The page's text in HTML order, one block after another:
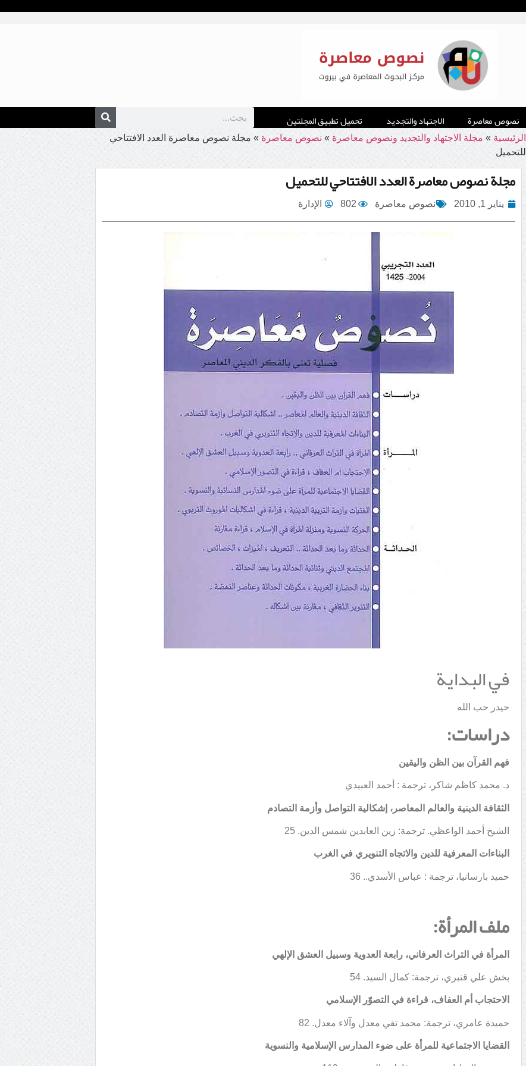
نصوص معاصرة الاجتهاد والتجديد تحميل تطبيق المجلتين
الرئيسية » مجلة الاجتهاد والتجديد ونصوص معاصرة »نصوص معاصرة » مجلة نصوص معاصرة العدد الافتتاحي
للتحميل
مجلة نصوص معاصرة العدد الافتتاحي للتحميل
يناير 1, 2010 نصوص معاصرة 802 الإدارة
في البداية
حيدر حب الله
دراسات:
فهم القرآن بين الظن واليقين
د. محمد كاظم شاكر، ترجمة : أحمد العبيدي
الثقافة الدينية والعالم المعاصر، إشكالية التواصل وأزمة التصادم
الشيخ أحمد الواعظي. ترجمة: زين العابدين شمس الدين. 25
البناءات المعرفية للدين والاتجاه التنويري في الغرب
حميد بارسانيا، ترجمة : عباس الأسدي.. 36
ملف المرأة:
المرأة في التراث العرفاني، رابعة العدوية وسبيل العشق الإلهي
بخش علي قنبري، ترجمة: كمال السيد. 54
الاحتجاب أم العفاف، قراءة في التصوّر الإسلامي
حميدة عامري، ترجمة: محمد تقي معدل وآلاء معدل. 82
القضايا الاجتماعية للمرأة على ضوء المدارس الإسلامية والنسوية